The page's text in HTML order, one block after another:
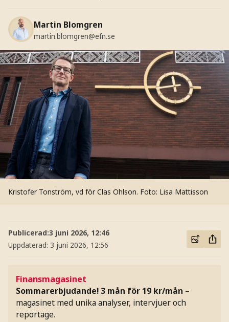
Martin Blomgren
martin.blomgren@efn.se
Kristofer Tonström, vd för Clas Ohlson. Foto: Lisa Mattisson
Publicerad:3 juni 2026, 12:46
Uppdaterad: 3 juni 2026, 12:56
Finansmagasinet
Sommarerbjudande! 3 mån för 19 kr/mån –
magasinet med unika analyser, intervjuer och
reportage.